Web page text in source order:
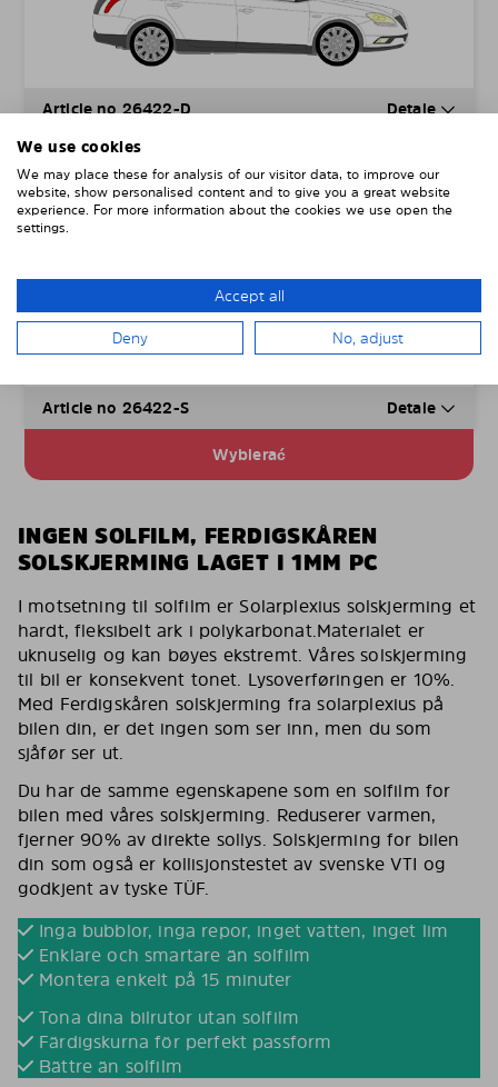
Article no 26422-D Detale
Male szyby boczne 67,00€
Article no 26422-S Detale
Wybierać
INGEN SOLFILM, FERDIGSKÅREN
SOLSKJERMING LAGET I 1MM PC
I motsetning til solfilm er Solarplexius solskjerming et
hardt, fleksibelt ark i polykarbonat.Materialet er
uknuselig og kan bøyes ekstremt. Våres solskjerming
til bil er konsekvent tonet. Lysoverføringen er 10%.
Med Ferdigskåren solskjerming fra solarplexius på
bilen din, er det ingen som ser inn, men du som
sjåfør ser ut.
Du har de samme egenskapene som en solfilm for
bilen med våres solskjerming. Reduserer varmen,
fjerner 90% av direkte sollys. Solskjerming for bilen
din som også er kollisjonstestet av svenske VTI og
godkjent av tyske TÜF.
Inga bubblor, inga repor, inget vatten, inget lim
Enklare och smartare än solfilm
Montera enkelt på 15 minuter
Tona dina bilrutor utan solfilm
Färdigskurna för perfekt passform
Bättre än solfilm
We use cookies
We may place these for analysis of our visitor data, to improve our
website, show personalised content and to give you a great website
experience. For more information about the cookies we use open the
settings.
Accept all
Deny No, adjust